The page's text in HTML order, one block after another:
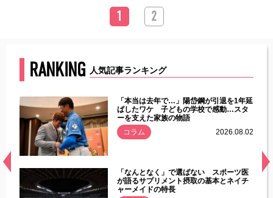
1 2
RANKING 人気記事ランキング
常
「本当は去年で…」陽岱鋼が引退を1年延
ばしたワケ 子どもの学校で感動…スタ
ーを支えた家族の物語
コラム
2026.08.02
「なんとなく」で選ばない スポーツ医
が語るサプリメント摂取の基本とネイチ
ャーメイドの特長